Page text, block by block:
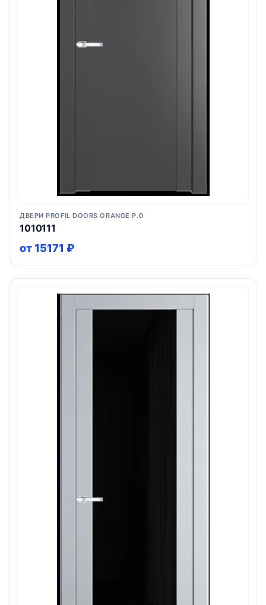
ДВЕРИ PROFIL DOORS ORANGE P.O
1010111
от 15171 ₽